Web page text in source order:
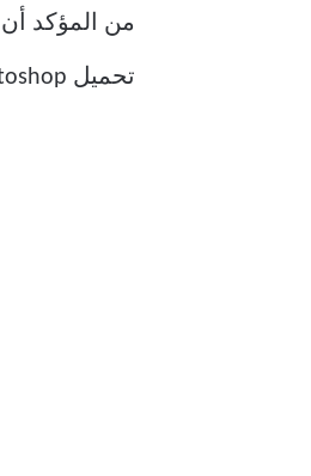
تحميل Photoshop ، فقد يشعر التطبيق أحيانًا بالبطء. إليك كيفية إصلاح تأخر Photoshop في نظام التشغيل Windows.